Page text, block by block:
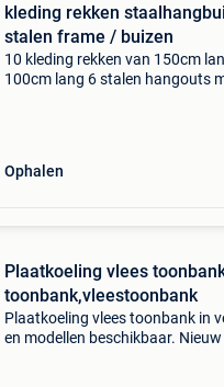
kleding rekken
stalen frame / buizen
10 kleding rekken van 150cm
100cm lang 6 stalen hangouts
Ophalen
Plaatkoeling vlees
toonbank,vleestoonbank
Plaatkoeling vlees toonbank in
en modellen beschikbaar.